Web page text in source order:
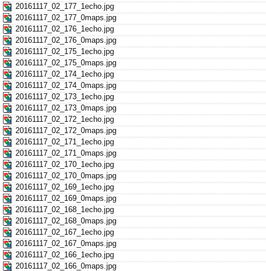
20161117_02_177_1echo.jpg
20161117_02_177_0maps.jpg
20161117_02_176_1echo.jpg
20161117_02_176_0maps.jpg
20161117_02_175_1echo.jpg
20161117_02_175_0maps.jpg
20161117_02_174_1echo.jpg
20161117_02_174_0maps.jpg
20161117_02_173_1echo.jpg
20161117_02_173_0maps.jpg
20161117_02_172_1echo.jpg
20161117_02_172_0maps.jpg
20161117_02_171_1echo.jpg
20161117_02_171_0maps.jpg
20161117_02_170_1echo.jpg
20161117_02_170_0maps.jpg
20161117_02_169_1echo.jpg
20161117_02_169_0maps.jpg
20161117_02_168_1echo.jpg
20161117_02_168_0maps.jpg
20161117_02_167_1echo.jpg
20161117_02_167_0maps.jpg
20161117_02_166_1echo.jpg
20161117_02_166_0maps.jpg